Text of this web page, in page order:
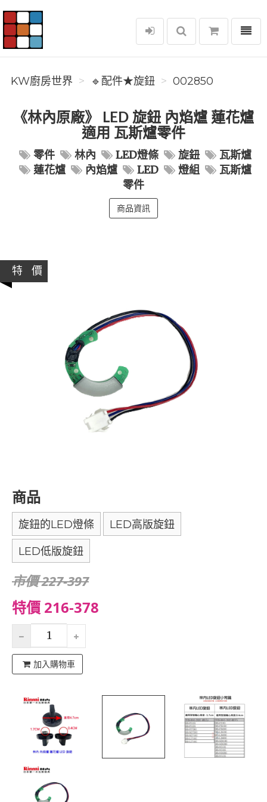
KW廚房世界
選單
KW廚房世界 🔹配件★旋鈕 002850
《林內原廠》 LED 旋鈕 內焰爐 蓮花爐
適用 瓦斯爐零件
零件 林內 LED燈條 旋鈕
瓦斯爐
蓮花爐
內焰爐 LED 燈組
瓦斯爐
零件
商品資訊
特 價
商品
旋鈕的LED燈條 LED高版旋鈕
LED低版旋鈕
市價 227-397
特價 216-378
加入購物車